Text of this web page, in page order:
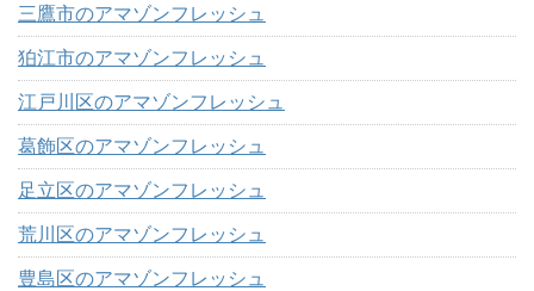
三鷹市のアマゾンフレッシュ
狛江市のアマゾンフレッシュ
江戸川区のアマゾンフレッシュ
葛飾区のアマゾンフレッシュ
足立区のアマゾンフレッシュ
荒川区のアマゾンフレッシュ
豊島区のアマゾンフレッシュ